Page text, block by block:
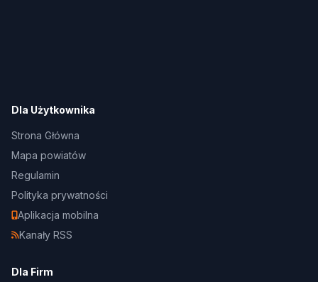
Dla Użytkownika
Strona Główna
Mapa powiatów
Regulamin
Polityka prywatności
Aplikacja mobilna
Kanały RSS
Dla Firm